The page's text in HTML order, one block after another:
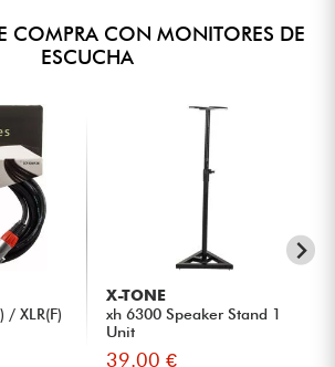
COMPRA CON MONITORES DE
ESCUCHA
/ XLR(F)
X-TONE
xh 6300 Speaker Stand 1
Unit
39.00 €